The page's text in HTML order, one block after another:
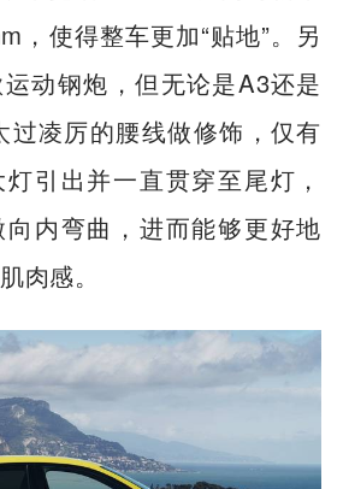
，使得整车更加“贴地”。另
动钢炮，但无论是A3还是
过凌厉的腰线做修饰，仅有
引出并一直贯穿至尾灯，
内弯曲，进而能够更好地
肉感。